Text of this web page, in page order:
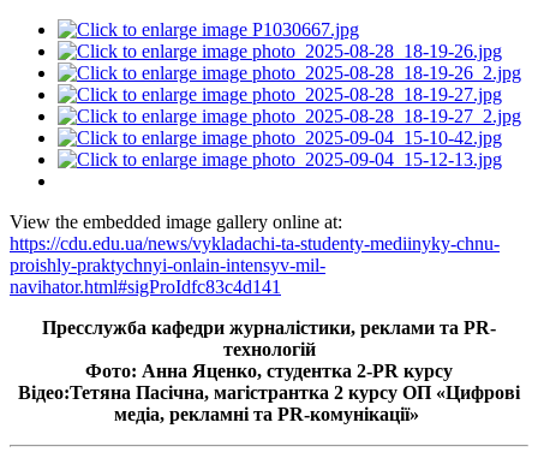
View the embedded image gallery online at:
https://cdu.edu.ua/news/vykladachi-ta-studenty-mediinyky-chnu-
proishly-praktychnyi-onlain-intensyv-mil-
navihator.html#sigProIdfc83c4d141
Пресслужба кафедри журналістики, реклами та PR-
технологій
Фото: Анна Яценко, студентка 2-PR курсу
Відео:Тетяна Пасічна, магістрантка 2 курсу ОП «Цифрові
медіа, рекламні та PR-комунікації»